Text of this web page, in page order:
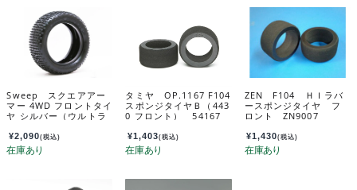
Sweep スクエアアー
マー 4WD フロントタイ
ヤ シルバー（ウルトラ
用/オープンセルインナ
ー付/２個入 SW-106fs
¥2,090(税込)
タミヤ OP.1167 F104
スポンジタイヤＢ（443
0 フロント） 54167
¥1,403(税込)
ZEN F104 ＨＩラバ
ースポンジタイヤ フ
ロント ZN9007
¥1,430(税込)